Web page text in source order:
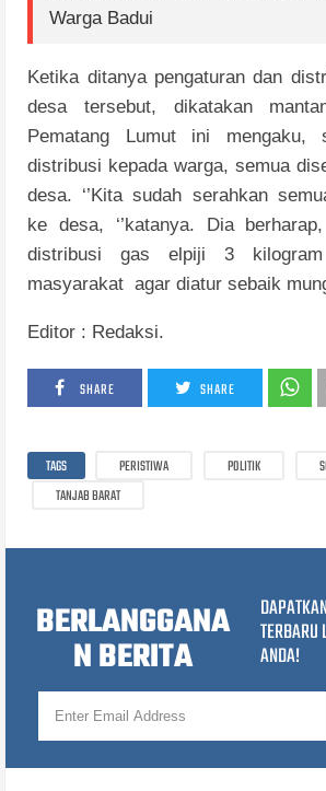
Warga Badui
Ketika ditanya pengaturan dan
desa tersebut, dikatakan
Pematang Lumut ini mengaku,
distribusi kepada warga, semua
desa. ‘’Kita sudah serahkan
ke desa, ‘’katanya. Dia
distribusi gas elpiji 3
masyarakat agar diatur sebaik
Editor : Redaksi.
SHARE SHARE
TAGS PERISTIWA POLITIK
TANJAB BARAT
BERLANGGANA
N BERITA TERBARU
ANDA!